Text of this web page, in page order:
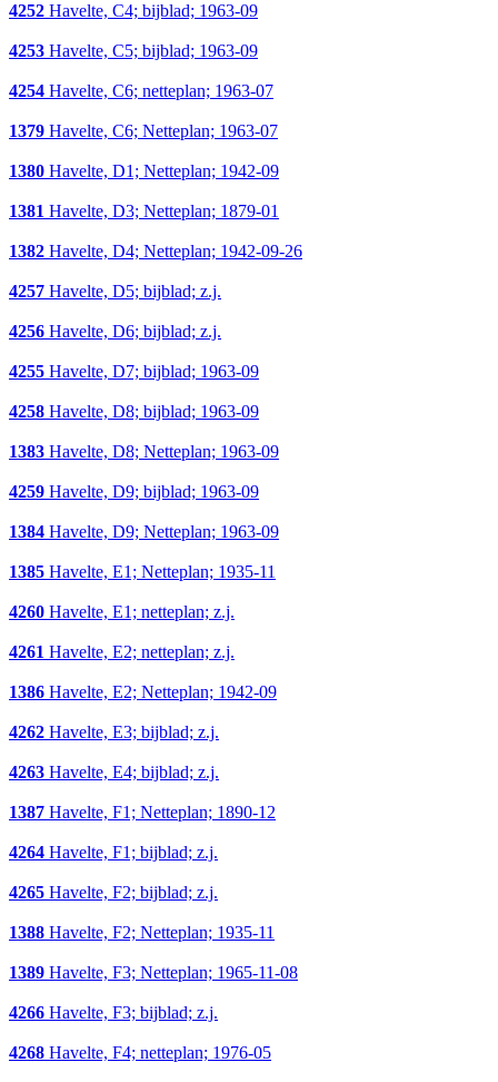
4252 Havelte, C4; bijblad; 1963-09
4253 Havelte, C5; bijblad; 1963-09
4254 Havelte, C6; netteplan; 1963-07
1379 Havelte, C6; Netteplan; 1963-07
1380 Havelte, D1; Netteplan; 1942-09
1381 Havelte, D3; Netteplan; 1879-01
1382 Havelte, D4; Netteplan; 1942-09-26
4257 Havelte, D5; bijblad; z.j.
4256 Havelte, D6; bijblad; z.j.
4255 Havelte, D7; bijblad; 1963-09
4258 Havelte, D8; bijblad; 1963-09
1383 Havelte, D8; Netteplan; 1963-09
4259 Havelte, D9; bijblad; 1963-09
1384 Havelte, D9; Netteplan; 1963-09
1385 Havelte, E1; Netteplan; 1935-11
4260 Havelte, E1; netteplan; z.j.
4261 Havelte, E2; netteplan; z.j.
1386 Havelte, E2; Netteplan; 1942-09
4262 Havelte, E3; bijblad; z.j.
4263 Havelte, E4; bijblad; z.j.
1387 Havelte, F1; Netteplan; 1890-12
4264 Havelte, F1; bijblad; z.j.
4265 Havelte, F2; bijblad; z.j.
1388 Havelte, F2; Netteplan; 1935-11
1389 Havelte, F3; Netteplan; 1965-11-08
4266 Havelte, F3; bijblad; z.j.
4268 Havelte, F4; netteplan; 1976-05